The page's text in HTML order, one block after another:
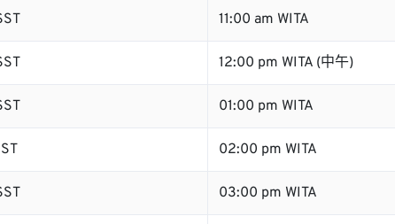
11:00 am WITA
12:00 pm WITA (中午)
01:00 pm WITA
02:00 pm WITA
03:00 pm WITA